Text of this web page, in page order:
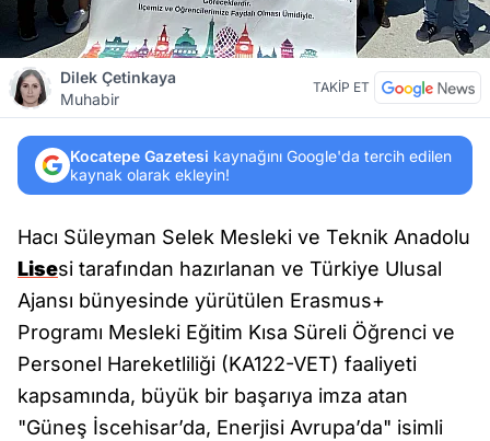
Dilek Çetinkaya
Muhabir
TAKİP ET
Kocatepe Gazetesi kaynağını Google'da tercih edilen
kaynak olarak ekleyin!
Hacı Süleyman Selek Mesleki ve Teknik Anadolu
Lisesi tarafından hazırlanan ve Türkiye Ulusal
Ajansı bünyesinde yürütülen Erasmus+
Programı Mesleki Eğitim Kısa Süreli Öğrenci ve
Personel Hareketliliği (KA122-VET) faaliyeti
kapsamında, büyük bir başarıya imza atan
"Güneş İscehisar’da, Enerjisi Avrupa’da" isimli